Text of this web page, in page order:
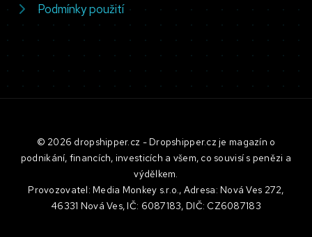
Podmínky použití
© 2026 dropshipper.cz - Dropshipper.cz je magazín o
podnikání, financích, investicích a všem, co souvisí s penězi a
výdělkem.
Provozovatel: Media Monkey s.r.o., Adresa: Nová Ves 272,
46331 Nová Ves, IČ: 6087183, DIČ: CZ6087183